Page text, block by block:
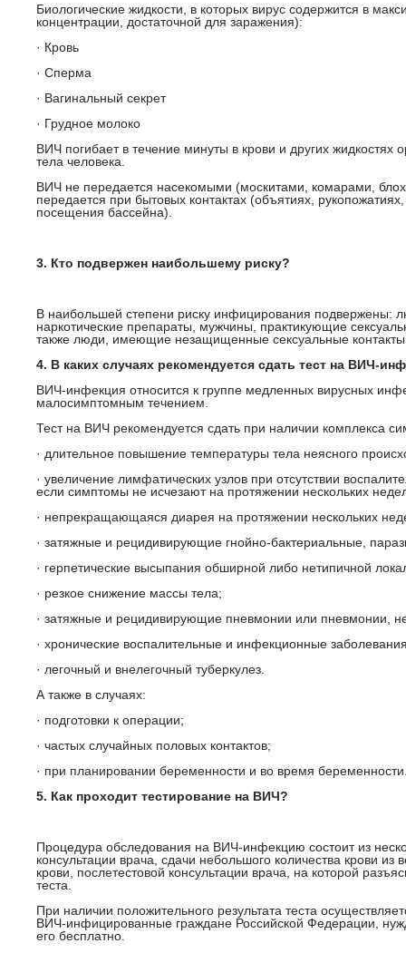
Биологические жидкости, в которых вирус содержится в
концентрации, достаточной для заражения):
· Кровь
· Сперма
· Вагинальный секрет
· Грудное молоко
ВИЧ погибает в течение минуты в крови и других жидкостях
тела человека.
ВИЧ не передается насекомыми (москитами, комарами,
передается при бытовых контактах (объятиях,
посещения бассейна).
3. Кто подвержен наибольшему риску?
В наибольшей степени риску инфицирования подвержены:
наркотические препараты, мужчины, практикующие
также люди, имеющие незащищенные сексуальные
4. В каких случаях рекомендуется сдать тест на ВИЧ-
ВИЧ-инфекция относится к группе медленных вирусных
малосимптомным течением.
Тест на ВИЧ рекомендуется сдать при наличии комплекса
· длительное повышение температуры тела неясного
· увеличение лимфатических узлов при отсутствии
если симптомы не исчезают на протяжении нескольких
· непрекращающаяся диарея на протяжении нескольких
· затяжные и рецидивирующие гнойно-бактериальные,
· герпетические высыпания обширной либо нетипичной
· резкое снижение массы тела;
· затяжные и рецидивирующие пневмонии или пневмонии,
· хронические воспалительные и инфекционные
· легочный и внелегочный туберкулез.
А также в случаях:
· подготовки к операции;
· частых случайных половых контактов;
· при планировании беременности и во время
5. Как проходит тестирование на ВИЧ?
Процедура обследования на ВИЧ-инфекцию состоит из
консультации врача, сдачи небольшого количества крови из
крови, послетестовой консультации врача, на которой
теста.
При наличии положительного результата теста
ВИЧ-инфицированные граждане Российской Федерации,
его бесплатно.